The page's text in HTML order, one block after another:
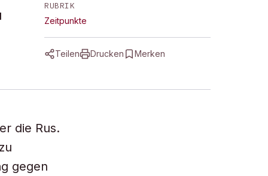
RUBRIK
Zeitpunkte
Teilen Drucken Merken
die Rus.
gegen